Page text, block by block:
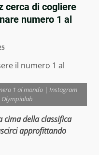
cerca di cogliere
numero 1 al
1 al mondo | Instagram
Olympialab
cima della classifica
approfittando